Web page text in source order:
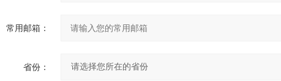
常用邮箱：
省份：